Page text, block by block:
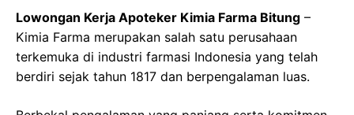
Lowongan Kerja Apoteker Kimia Farma Bitung –
Kimia Farma merupakan salah satu perusahaan
terkemuka di industri farmasi Indonesia yang telah
berdiri sejak tahun 1817 dan berpengalaman luas.